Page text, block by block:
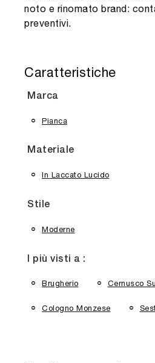
noto e rinomato brand:
preventivi.
Caratteristiche
Marca
Pianca
Materiale
In Laccato Lucido
Stile
Moderne
I più visti a :
Brugherio Cernusco
Cologno Monzese